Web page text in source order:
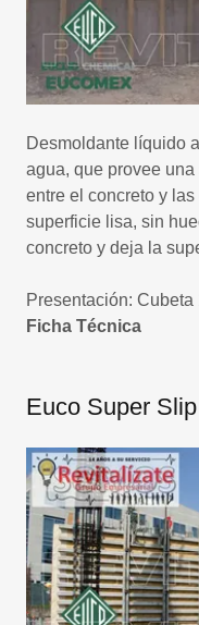
Desmoldante líquido
agua, que provee
entre el concreto y
superficie lisa, sin
concreto y deja la
Presentación:
Ficha Técnica
Euco Super Slip